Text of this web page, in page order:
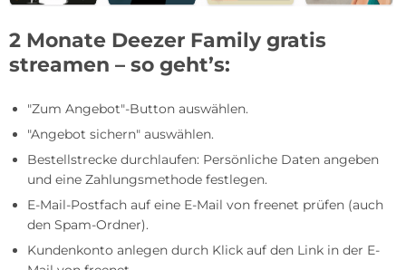
2 Monate Deezer Family gratis
streamen – so geht’s:
"Zum Angebot"-Button auswählen.
"Angebot sichern" auswählen.
Bestellstrecke durchlaufen: Persönliche Daten angeben
und eine Zahlungsmethode festlegen.
E-Mail-Postfach auf eine E-Mail von freenet prüfen (auch
den Spam-Ordner).
Kundenkonto anlegen durch Klick auf den Link in der E-